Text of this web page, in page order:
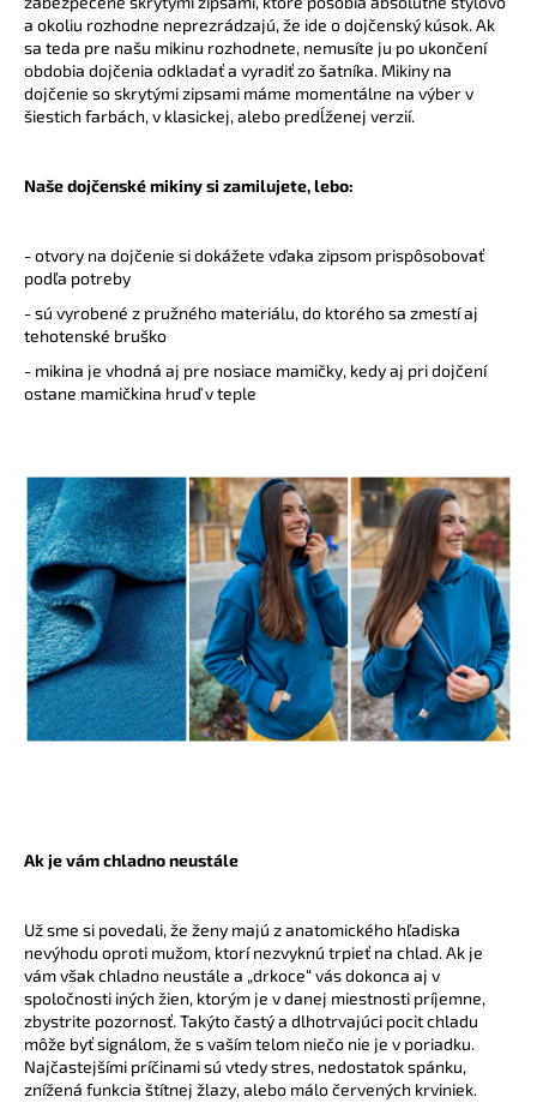
a okoliu rozhodne neprezrádzajú, že ide o dojčenský kúsok. Ak
sa teda pre našu mikinu rozhodnete, nemusíte ju po ukončení
obdobia dojčenia odkladať a vyradiť zo šatníka. Mikiny na
dojčenie so skrytými zipsami máme momentálne na výber v
šiestich farbách, v klasickej, alebo predĺženej verzií.
Naše dojčenské mikiny si zamilujete, lebo:
- otvory na dojčenie si dokážete vďaka zipsom prispôsobovať
podľa potreby
- sú vyrobené z pružného materiálu, do ktorého sa zmestí aj
tehotenské bruško
- mikina je vhodná aj pre nosiace mamičky, kedy aj pri dojčení
ostane mamičkina hruď v teple
Ak je vám chladno neustále
Už sme si povedali, že ženy majú z anatomického hľadiska
nevýhodu oproti mužom, ktorí nezvyknú trpieť na chlad. Ak je
vám však chladno neustále a „drkoce“ vás dokonca aj v
spoločnosti iných žien, ktorým je v danej miestnosti príjemne,
zbystrite pozornosť. Takýto častý a dlhotrvajúci pocit chladu
môže byť signálom, že s vaším telom niečo nie je v poriadku.
Najčastejšími príčinami sú vtedy stres, nedostatok spánku,
znížená funkcia štítnej žlazy, alebo málo červených krviniek.
HĽADAŤ
d
r
ú
č
a
m
e
TRIČKO
NA
DOJČENIE
LATTE
€44,90